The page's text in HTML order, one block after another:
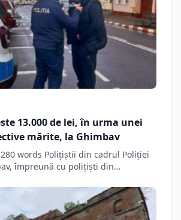
13.000 de lei, în urma unei
mărite, la Ghimbav
words Polițiștii din cadrul Poliției
împreună cu polițiști din…